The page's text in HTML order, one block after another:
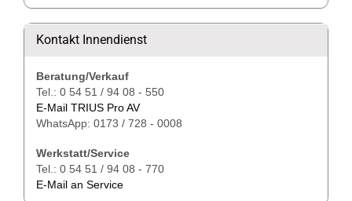
Kontakt Innendienst
Beratung/Verkauf
Tel.: 0 54 51 / 94 08 - 550
E-Mail TRIUS Pro AV
WhatsApp: 0173 / 728 - 0008
Werkstatt/Service
Tel.: 0 54 51 / 94 08 - 770
E-Mail an Service